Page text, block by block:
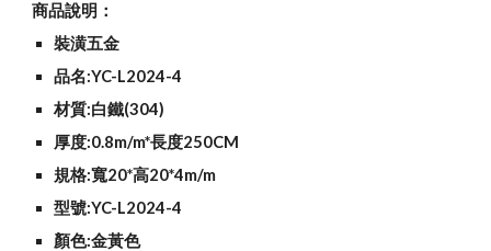
商品說明：
裝潢五金
品名:YC-L2024-4
材質:白鐵(304)
厚度:0.8m/m*長度250CM
規格:寬20*高20*4m/m
型號:YC-L2024-4
顏色:金黃色